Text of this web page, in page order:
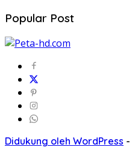
Popular Post
Didukung oleh WordPress -